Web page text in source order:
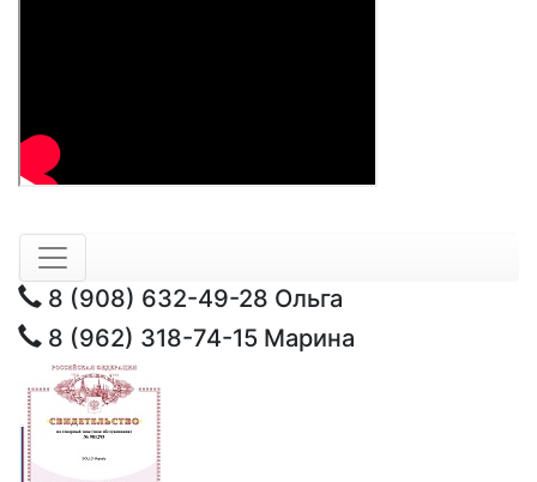
8 (908) 632-49-28 Ольга
8 (962) 318-74-15 Марина